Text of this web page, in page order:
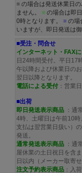
■ の場合は発送休業日
ません。 ■ の場合は即
0時となります。 ■ の場
いますが、即日発送は御
■受注・問合せ
インターネット・FAX
日24時間受付。平日17
午以降および休業日の
翌日以降となります。
電話による受付 ：営業
■出荷
即日発送表示商品 ：通
4時、土曜日は午前10時
支払は翌営業日扱い）
発送。
通常発送表示商品 ：通
屋休業の土日祝日を含
日以内（メーカー取寄
注文予約表示商品 ：入